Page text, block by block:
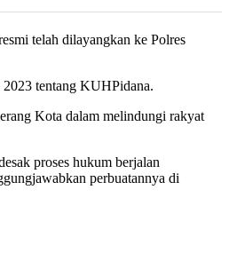
telah dilayangkan ke Polres
2023 tentang KUHPidana.
Kota dalam melindungi rakyat
proses hukum berjalan
perbuatannya di